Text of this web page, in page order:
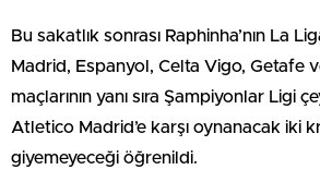
Bu sakatlık sonrası Raphinha’nın La
Madrid, Espanyol, Celta Vigo, Getafe
maçlarının yanı sıra Şampiyonlar Ligi
Atletico Madrid’e karşı oynanacak iki
giyemeyeceği öğrenildi.